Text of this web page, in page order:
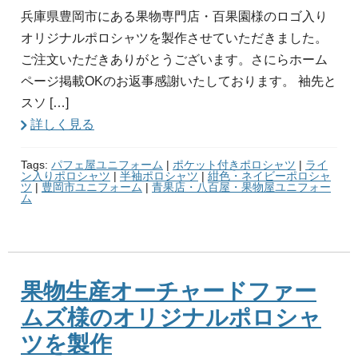
兵庫県豊岡市にある果物専門店・百果園様のロゴ入り
オリジナルポロシャツを製作させていただきました。
ご注文いただきありがとうございます。さにらホーム
ページ掲載OKのお返事感謝いたしております。 袖先と
スソ […]
詳しく見る
Tags: パフェ屋ユニフォーム | ポケット付きポロシャツ | ライ
ン入りポロシャツ | 半袖ポロシャツ | 紺色・ネイビーポロシャ
ツ | 豊岡市ユニフォーム | 青果店・八百屋・果物屋ユニフォー
ム
果物生産オーチャードファー
ムズ様のオリジナルポロシャ
ツを製作